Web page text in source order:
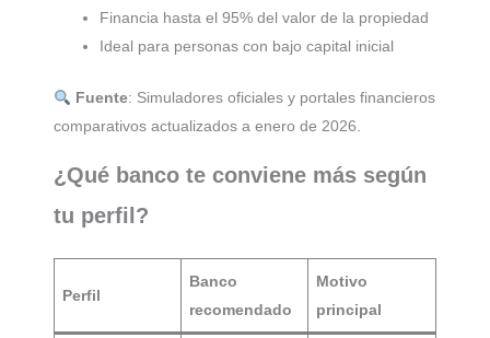
Financia hasta el 95% del valor de la propiedad
Ideal para personas con bajo capital inicial
Fuente: Simuladores oficiales y portales financieros
comparativos actualizados a enero de 2026.
¿Qué banco te conviene más según
tu perfil?
Perfil
Banco
recomendado
Motivo
principal